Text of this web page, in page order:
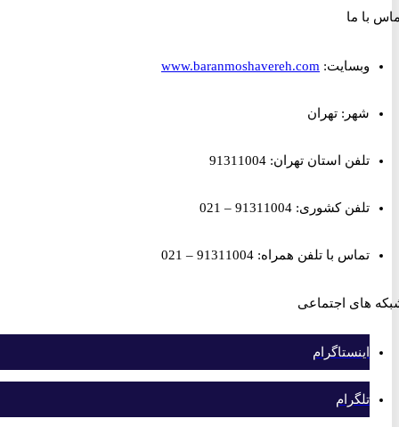
ما
وبسایت:www.baranmoshavereh.com
شهر: تهران
تلفن استان تهران: 91311004
تلفن کشوری: 91311004 – 021
تماس با تلفن همراه: 91311004 – 021
اجتماعی
اینستاگرام
تلگرام